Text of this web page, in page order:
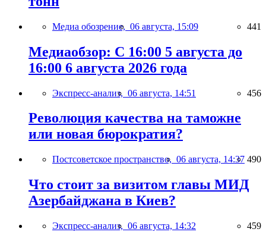
Медиа обозрение, 06 августа, 15:09 441
Медиаобзор: С 16:00 5 августа до
16:00 6 августа 2026 года
Экспресс-анализ, 06 августа, 14:51 456
Революция качества на таможне
или новая бюрократия?
Постсоветское пространство, 06 августа, 14:37 490
Что стоит за визитом главы МИД
Азербайджана в Киев?
Экспресс-анализ, 06 августа, 14:32 459